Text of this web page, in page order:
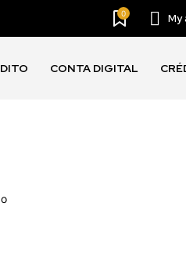
0 My
CONTA DIGITAL